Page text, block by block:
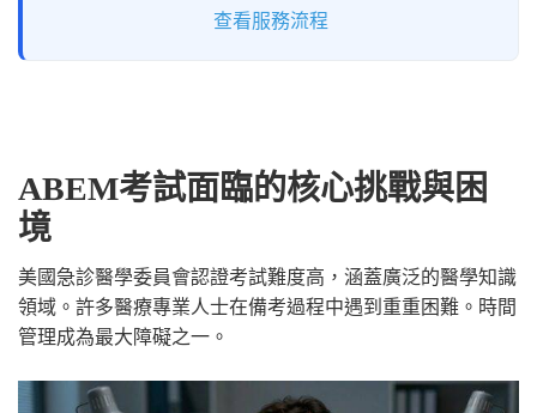
查看服務流程
ABEM考試面臨的核心挑戰與困
境
美國急診醫學委員會認證考試難度高，涵蓋廣泛的醫學知識
領域。許多醫療專業人士在備考過程中遇到重重困難。時間
管理成為最大障礙之一。